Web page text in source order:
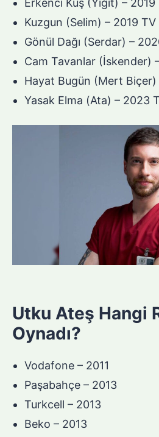
Erkenci Kuş (Yiğit) – 2019
Kuzgun (Selim) – 2019 TV
Gönül Dağı (Serdar) –
Cam Tavanlar (İskender)
Hayat Bugün (Mert Biçer)
Yasak Elma (Ata) – 2023
Utku Ateş Hangi
Oynadı?
Vodafone – 2011
Paşabahçe – 2013
Turkcell – 2013
Beko – 2013